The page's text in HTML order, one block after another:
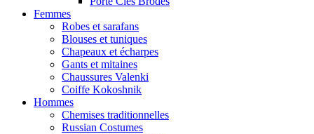
Femmes
Robes et sarafans
Blouses et tuniques
Chapeaux et écharpes
Gants et mitaines
Chaussures Valenki
Coiffe Kokoshnik
Hommes
Chemises traditionnelles
Russian Costumes